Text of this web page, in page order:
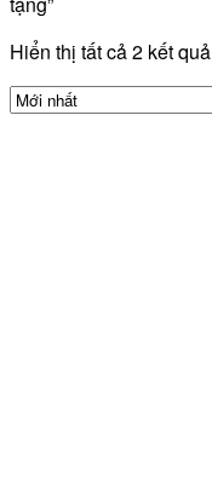
Hiển thị tất cả 2 kết quả